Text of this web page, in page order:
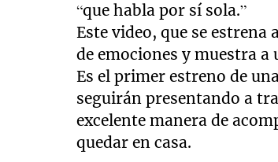
“que habla por sí sola.”
Este video, que se
de emociones y muestra
Es el primer estreno de
seguirán presentando a
excelente manera de
quedar en casa.